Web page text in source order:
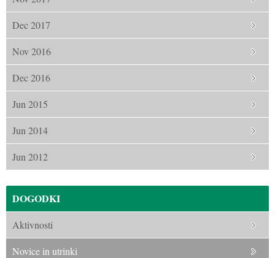
Dec 2017
Nov 2016
Dec 2016
Jun 2015
Jun 2014
Jun 2012
DOGODKI
Aktivnosti
Novice in utrinki